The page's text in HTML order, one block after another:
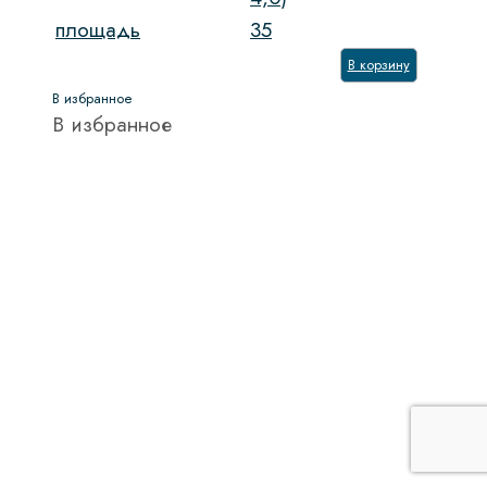
площадь
35
В корзину
В избранное
В избранное